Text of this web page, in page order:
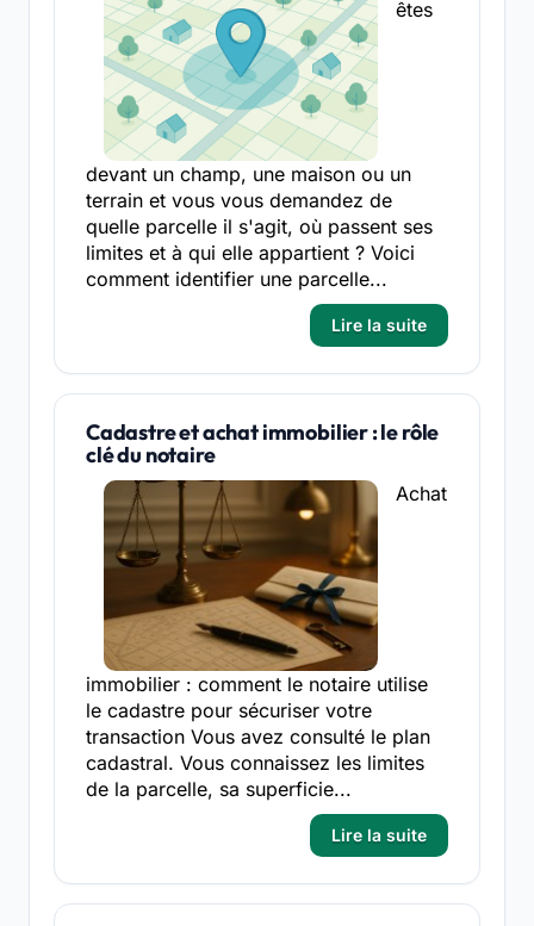
êtes
devant un champ, une maison ou un
terrain et vous vous demandez de
quelle parcelle il s'agit, où passent ses
limites et à qui elle appartient ? Voici
comment identifier une parcelle...
Lire la suite
Cadastre et achat immobilier : le rôle
clé du notaire
Achat
immobilier : comment le notaire utilise
le cadastre pour sécuriser votre
transaction Vous avez consulté le plan
cadastral. Vous connaissez les limites
de la parcelle, sa superficie...
Lire la suite